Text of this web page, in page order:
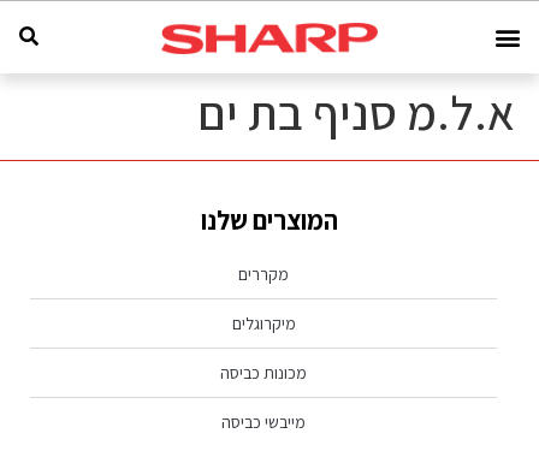
א.ל.מ סניף בת ים
המוצרים שלנו
מקררים
מיקרוגלים
מכונות כביסה
מייבשי כביסה